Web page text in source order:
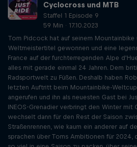
Cyclocross und MTB
Staffel 1 Episode 9
59 Min · 17.10.2023
Tom Pidcock hat auf seinem
Weltmeistertitel gewonnen und eine
France auf der furchterregenden Alpe
alles mit gerade einmal 24 Jahren. Dem
Radsportwelt zu Füßen. Deshalb haben
letzten Auftritt beim Mountainbike-
angerufen und ihn als neuesten Gast bei
INEOS-Grenadier verbringt den Winter mit
wechselt dann für den Rest der Saison
Straßenrennen, wie kaum ein anderer auf
sprachen über Toms Ambitionen für 2024,